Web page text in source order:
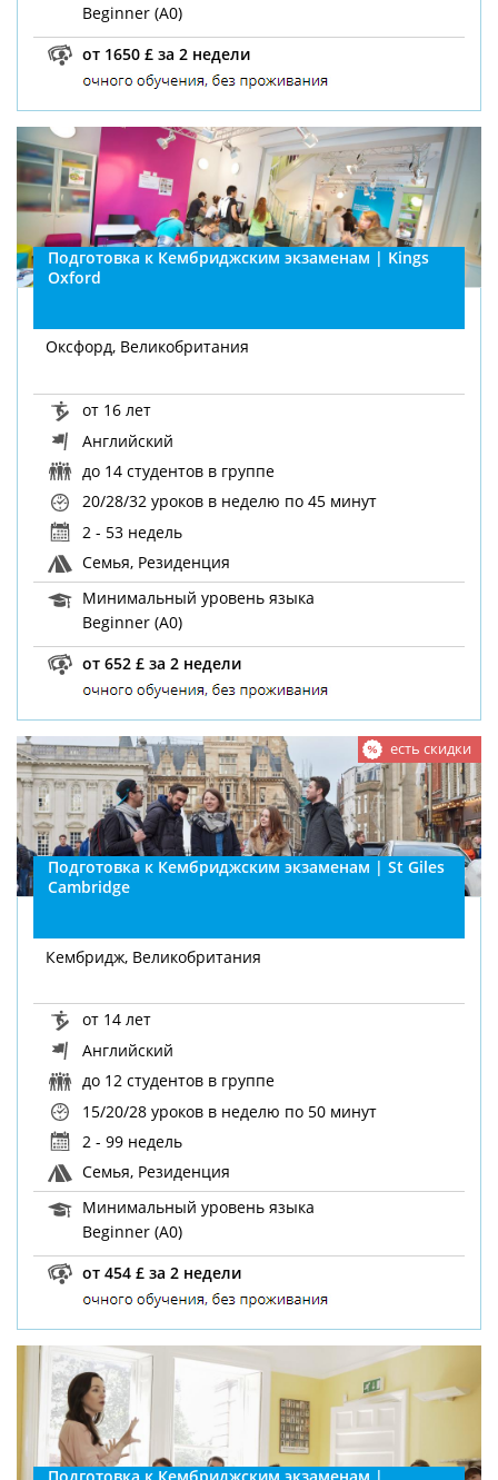
Beginner (A0)
от 1650 £ за 2 недели
Подготовка к Кембриджским экзаменам | Kings
Oxford
Оксфорд, Великобритания
от 16 лет
Английский
до 14 студентов в группе
20/28/32 уроков в неделю по 45 минут
2 - 53 недель
Семья, Резиденция
Минимальный уровень языка
Beginner (A0)
от 652 £ за 2 недели
Подготовка к Кембриджским экзаменам | St Giles
Cambridge
есть скидки
Кембридж, Великобритания
от 14 лет
Английский
до 12 студентов в группе
15/20/28 уроков в неделю по 50 минут
2 - 99 недель
Семья, Резиденция
Минимальный уровень языка
Beginner (A0)
от 454 £ за 2 недели